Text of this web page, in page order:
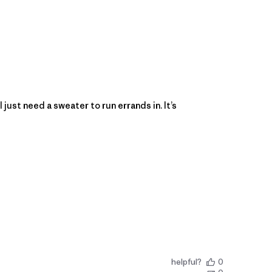
need a sweater to run errands in. It’s
helpful?
0